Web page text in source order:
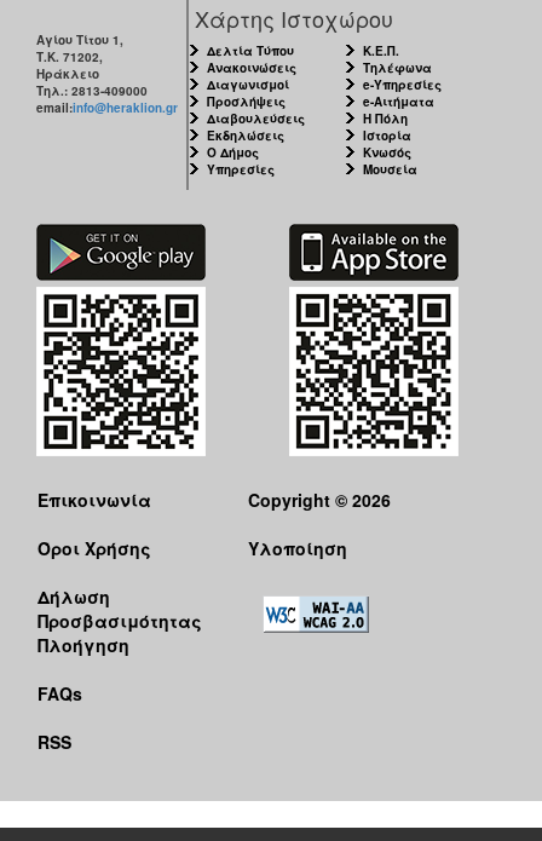
Αγίου Τίτου 1,
Τ.Κ. 71202,
Ηράκλειο
Τηλ.: 2813-409000
email:info@heraklion.gr
Χάρτης Ιστοχώρου
Δελτία Τύπου
Ανακοινώσεις
Διαγωνισμοί
Προσλήψεις
Διαβουλεύσεις
Εκδηλώσεις
Ο Δήμος
Υπηρεσίες
Κ.Ε.Π.
Τηλέφωνα
e-Υπηρεσίες
e-Αιτήματα
Η Πόλη
Ιστορία
Κνωσός
Μουσεία
Επικοινωνία
Όροι Χρήσης
Δήλωση
Προσβασιμότητας
Πλοήγηση
FAQs
RSS
Copyright © 2026
Υλοποίηση